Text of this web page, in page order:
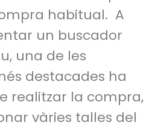
habitual. A
un buscador
una de les
destacades ha
realitzar la compra,
vàries talles del